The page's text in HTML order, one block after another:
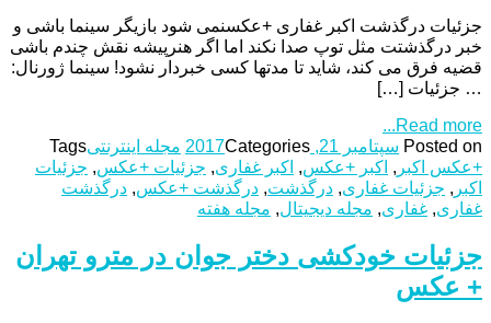
جزئیات درگذشت اکبر غفاری +عکسنمی شود بازیگر سینما باشی و
خبر درگذشتت مثل توپ صدا نکند اما اگر هنرپیشه نقش چندم باشی
قضیه فرق می کند، شاید تا مدتها کسی خبردار نشود! سینما ژورنال:
… جزئیات […]
Read more...
Posted on سپتامبر 21, 2017 Categories مجله اینترنتیTags
+عکس اکبر , اکبر +عکس, اکبر غفاری, جزئیات +عکس, جزئیات
اکبر , جزئیات غفاری, درگذشت, درگذشت +عکس, درگذشت
غفاری, غفاری, مجله دیجیتال, مجله هفته
جزئیات خودکشی دختر جوان در مترو تهران
+ عکس